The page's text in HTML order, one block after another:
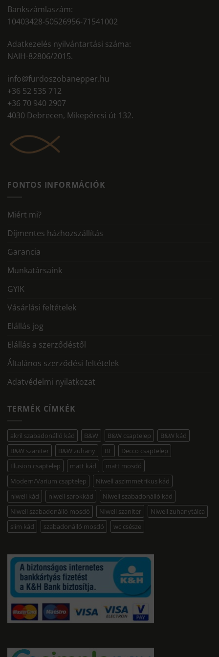
Bankszámlaszám:
10403428-50526956-71541002
Adatkezelés nyilvántartási száma:
NAIH-82806/2015.
info@furdoszobanepper.hu
+36 52 535 712
+36 70 940 2907
4030 Debrecen, Mikepércsi út 132.
FONTOS INFORMÁCIÓK
Miért mi?
Díjmentes házhozszállítás
Garancia
Munkatársaink
GYIK
Vásárlási feltételek
Elállás jog
Elállás a szerződéstől
Általános szerződési feltételek
Adatvédelmi nyilatkozat
TERMÉK CÍMKÉK
akril szabadonálló kád B&W B&W csaptelep
B&W kád
B&W szaniter
B&W zuhany BF
Decco csaptelep
Illusion csaptelep
matt kád
matt mosdó
Modern/Varium csaptelep
Niwell aszimmetrikus kád
niwell kád
niwell sarokkád
Niwell szabadonálló kád
Niwell szabadonálló mosdó
Niwell szaniter
Niwell zuhanytálca
slim kád
szabadonálló mosdó wc csésze